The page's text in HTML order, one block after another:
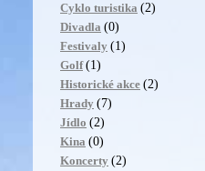
Cyklo turistika (2)
Divadla (0)
Festivaly (1)
Golf (1)
Historické akce (2)
Hrady (7)
Jídlo (2)
Kina (0)
Koncerty (2)